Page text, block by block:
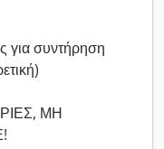
για συντήρηση
ΜΗ